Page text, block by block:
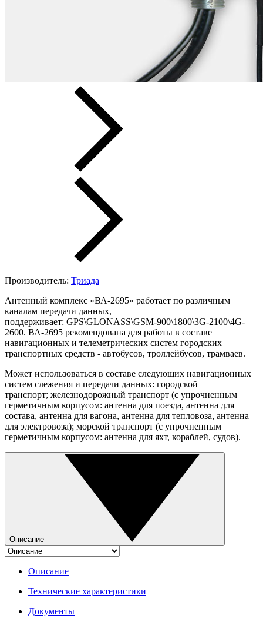
Производитель: Триада
Антенный комплекс «ВА-2695» работает по различным
каналам передачи данных,
поддерживает: GPS\GLONASS\GSM-900\1800\3G-2100\4G-
2600. ВА-2695 рекомендована для работы в составе
навигационных и телеметрических систем городских
транспортных средств - автобусов, троллейбусов, трамваев.
Может использоваться в составе следующих навигационных
систем слежения и передачи данных: городской
транспорт; железнодорожный транспорт (с упрочненным
герметичным корпусом: антенна для поезда, антенна для
состава, антенна для вагона, антенна для тепловоза, антенна
для электровоза); морской транспорт (с упрочненным
герметичным корпусом: антенна для яхт, кораблей, судов).
Описание
Описание
Технические характеристики
Документы